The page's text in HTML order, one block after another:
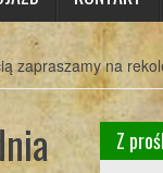
zapraszamy na
Z